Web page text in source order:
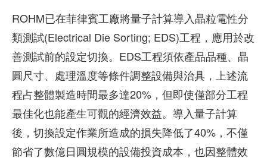
ROHM已在菲律賓工廠將量子計算導入晶粒電性分
類測試(Electrical Die Sorting; EDS)工程，應用於改
善測試前的設定切換。EDS工程須依產品品種、晶
圓尺寸、處理溫度等條件調整設備與治具，上述流
程占整體製造時間最多達20%，但即使僅部分工程
最佳化也能產生可觀的經濟效益。導入量子計算
後，切換設定作業所造成的損失降低了40%，不僅
節省了數億日圓規模的設備投資成本，也因整體效